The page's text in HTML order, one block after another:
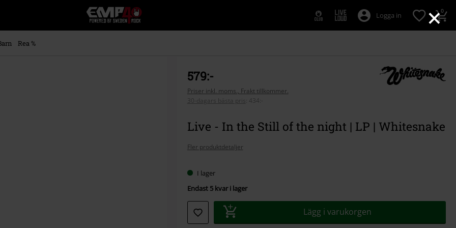
×
EMP
-
Musik,
Logga in 0
Rea %
579:-
Priser inkl. moms., Frakt tillkommer.
30-dagars bästa pris
434:-
Live - In the Still of the night | LP | Whitesnake
Fler produktdetaljer
I lager
Endast 5 kvar i lager
Lägg i varukorgen